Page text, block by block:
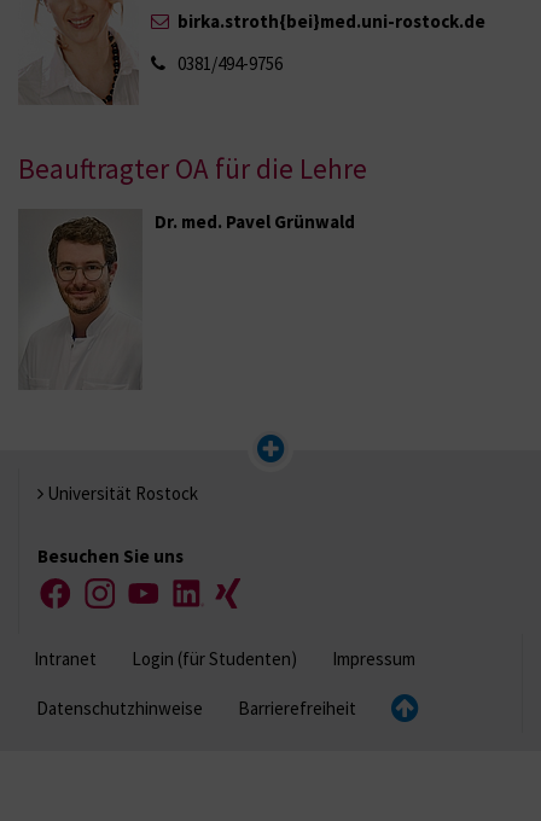
birka.stroth{bei}med.uni-rostock.de
0381/494-9756
Beauftragter OA für die Lehre
Dr. med. Pavel Grünwald
Universität Rostock
Besuchen Sie uns
FacebookInstagramYouTubeLinkedIn
Xing
Intranet Login (für Studenten) Impressum
Datenschutzhinweise Barrierefreiheit